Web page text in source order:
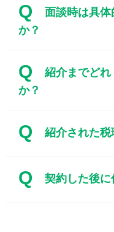
Q
面談時は具
か？
Q
紹介までど
か？
Q 紹介された税
Q 契約した後に